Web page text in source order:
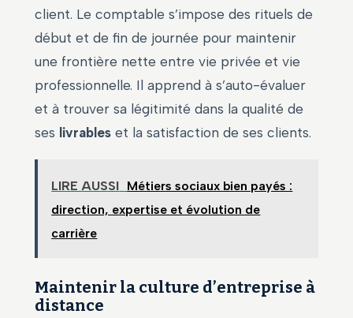
client. Le comptable s’impose des rituels de
début et de fin de journée pour maintenir
une frontière nette entre vie privée et vie
professionnelle. Il apprend à s’auto-évaluer
et à trouver sa légitimité dans la qualité de
ses livrables et la satisfaction de ses clients.
LIRE AUSSI Métiers sociaux bien payés :
direction, expertise et évolution de
carrière
Maintenir la culture d’entreprise à
distance